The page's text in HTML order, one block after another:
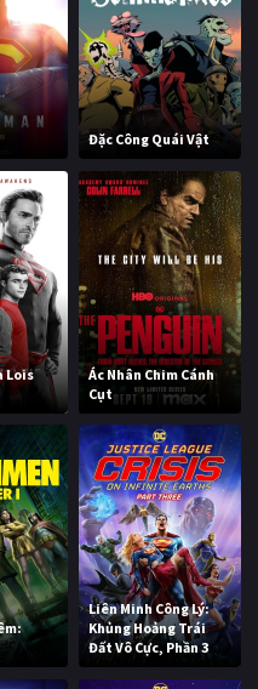
Đặc Công Quái Vật
Lois
Ác Nhân Chim Cánh
Cụt
Liên Minh Công Lý:
Khủng Hoảng Trái
Đất Vô Cực, Phần 3